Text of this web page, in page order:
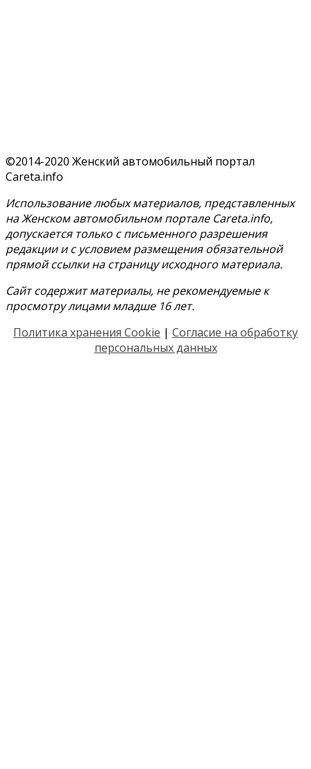
©2014-2020 Женский автомобильный портал
Careta.info
Использование любых материалов, представленных
на Женском автомобильном портале Careta.info,
допускается только с письменного разрешения
редакции и с условием размещения обязательной
прямой ссылки на страницу исходного материала.
Сайт содержит материалы, не рекомендуемые к
просмотру лицами младше 16 лет.
Политика хранения Cookie | Согласие на обработку
персональных данных